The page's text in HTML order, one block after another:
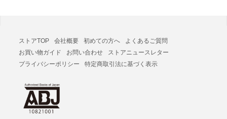
ストアTOP 会社概要 初めての方へ
よくあるご質問
お買い物ガイド
お問い合わせ
ストアニュースレター
プライバシーポリシー
特定商取引法に基づく表示